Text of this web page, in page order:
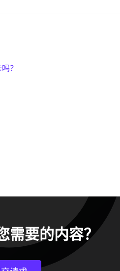
？
需要的内容？